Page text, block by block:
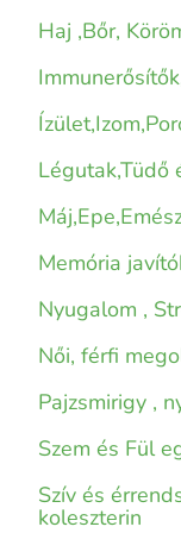
Haj ,Bőr,
Légutak,Tüdő
Memória
Nyugalom ,
Női, férfi
Pajzsmirigy ,
Szem és Fül
Szív és
koleszterin